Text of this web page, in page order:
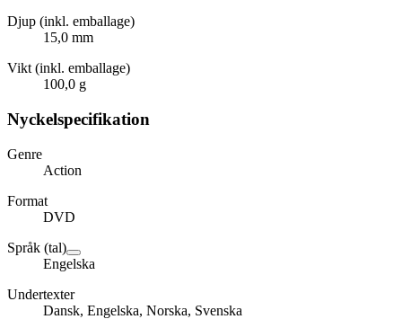
Djup (inkl. emballage)
15,0 mm
Vikt (inkl. emballage)
100,0 g
Nyckelspecifikation
Genre
Action
Format
DVD
Språk (tal)
Engelska
Undertexter
Dansk, Engelska, Norska, Svenska